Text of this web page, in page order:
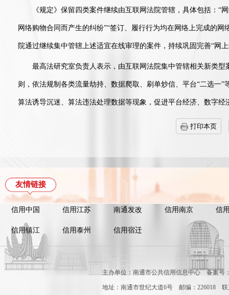
《规定》保留四类案件继续由互联网法院管辖，具体包括：“网
网络购物合同而产生的纠纷”“签订、履行行为均在网络上完成的
院通过继续集中管辖上述适宜在线审理的案件，持续巩固完善“网
最高法研究室负责人表示，由互联网法院集中管辖相关新类型
则，依法规制各类流量劫持、数据爬取、刷单炒信、平台“二选一
算法诱导沉迷、算法违法处理数据等现象，促进平台经济、数字经
打印本页
友情链接
信用中国 信用江苏 南通发改 信用南京 信
信用镇江 信用泰州 信用宿迁
主办单位：南通市公共信用信息中心 备案号
地址：南通市世纪大道6号 邮编：226018 联